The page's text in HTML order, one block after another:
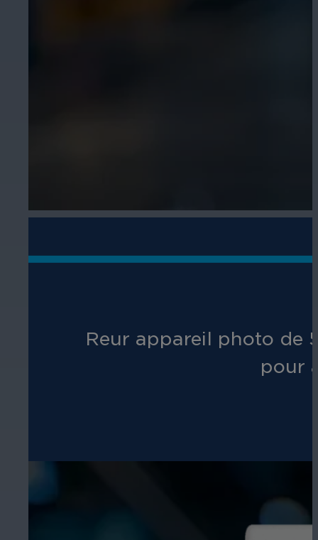
Reur appareil photo de
pour